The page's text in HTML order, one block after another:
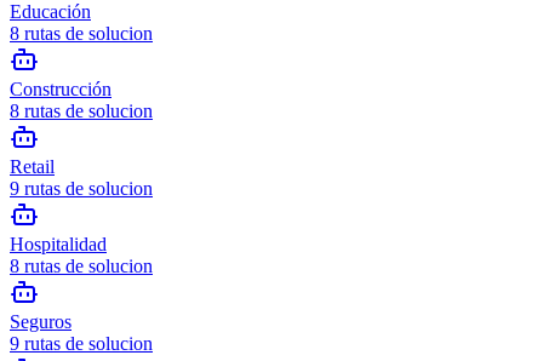
Educación
8 rutas de solucion
Construcción
8 rutas de solucion
Retail
9 rutas de solucion
Hospitalidad
8 rutas de solucion
Seguros
9 rutas de solucion